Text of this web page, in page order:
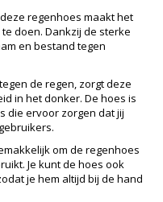
regenhoes maakt het
doen. Dankzij de sterke
en bestand tegen
de regen, zorgt deze
in het donker. De hoes is
die ervoor zorgen dat jij
om de regenhoes
Je kunt de hoes ook
je hem altijd bij de hand